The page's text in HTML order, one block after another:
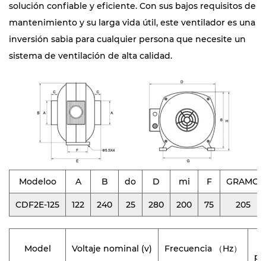
solución confiable y eficiente. Con sus bajos requisitos de
mantenimiento y su larga vida útil, este ventilador es una
inversión sabia para cualquier persona que necesite un
sistema de ventilación de alta calidad.
Modeloo A B do D mi F GRAMO
CDF2E-125 122 240 25 280 200 75 205
Model Voltaje nominal (v) Frecuencia （Hz）